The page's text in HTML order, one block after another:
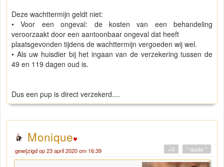
Deze wachttermijn geldt niet:
• Voor een ongeval: de kosten van een behandeling
veroorzaakt door een aantoonbaar ongeval dat heeft
plaatsgevonden tijdens de wachttermijn vergoeden wij wel.
• Als uw huisdier bij het ingaan van de verzekering tussen de
49 en 119 dagen oud is.
Dus een pup is direct verzekerd....
Monique
gewijzigd op 23 april 2020 om 16:39 " quote "
+0